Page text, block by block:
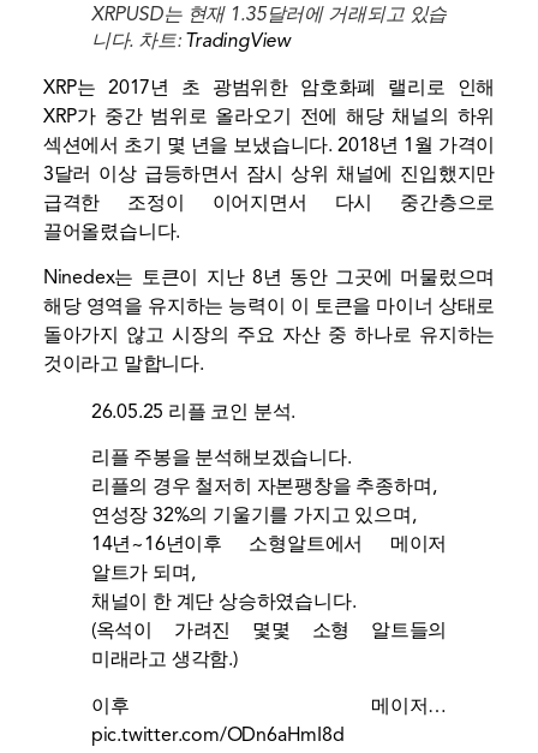
XRPUSD는 현재 1.35달러에 거래되고 있습
니다. 차트: TradingView
XRP는 2017년 초 광범위한 암호화폐 랠리로 인해
XRP가 중간 범위로 올라오기 전에 해당 채널의 하위
섹션에서 초기 몇 년을 보냈습니다. 2018년 1월 가격이
3달러 이상 급등하면서 잠시 상위 채널에 진입했지만
급격한 조정이 이어지면서 다시 중간층으로
끌어올렸습니다.
Ninedex는 토큰이 지난 8년 동안 그곳에 머물렀으며
해당 영역을 유지하는 능력이 이 토큰을 마이너 상태로
돌아가지 않고 시장의 주요 자산 중 하나로 유지하는
것이라고 말합니다.
26.05.25 리플 코인 분석.
리플 주봉을 분석해보겠습니다.
리플의 경우 철저히 자본팽창을 추종하며,
연성장 32%의 기울기를 가지고 있으며,
14년~16년이후 소형알트에서 메이저
알트가 되며,
채널이 한 계단 상승하였습니다.
(옥석이 가려진 몇몇 소형 알트들의
미래라고 생각함.)
이후 메이저…
pic.twitter.com/ODn6aHmI8d